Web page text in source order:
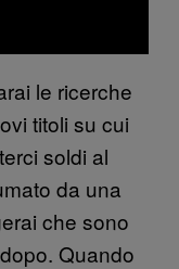
le ricerche
titoli su cui
soldi al
da una
che sono
Quando